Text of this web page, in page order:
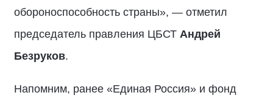
обороноспособность страны», — отметил
председатель правления ЦБСТ Андрей
Безруков.
Напомним, ранее «Единая Россия» и фонд